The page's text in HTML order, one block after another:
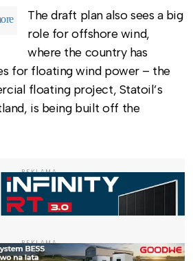
The draft plan also sees a big
role for offshore wind,
where the country has
for floating wind power – the
floating project, Statoil’s
is being built off the
REKLAMA
REKLAMA